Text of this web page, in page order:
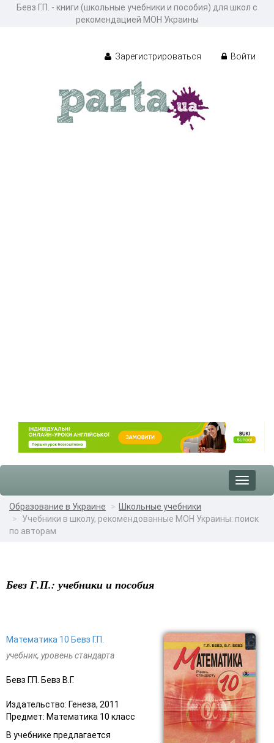
Бевз Г.П. - книги (школьные учебники и пособия) для школ с
рекомендацией МОН Украины
Зарегистрироваться Войти
Toggle
Образование в Украине
Школьные учебники
Учебники в школу, рекомендованные МОН Украины: поиск
по авторам
Бевз Г.П.: учебники и пособия
Математика 10 Бевз Г.П.
учебник, уровень стандарта
Бевз Г.П. Бевз В.Г.
Издательство: Генеза, 2011
Предмет: Математика 10 класс
В учебнике предлагается